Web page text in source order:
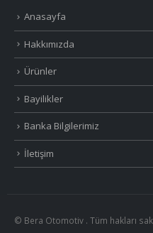
Anasayfa
Hakkımızda
Ürünler
Bayilikler
Banka Bilgilerimiz
İletişim
© Bera Otomotiv . Tüm hakları